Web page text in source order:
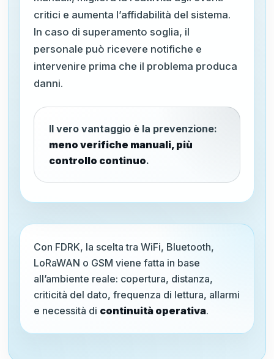
critici e aumenta l’affidabilità del sistema.
In caso di superamento soglia, il
personale può ricevere notifiche e
intervenire prima che il problema produca
danni.
Il vero vantaggio è la prevenzione:
meno verifiche manuali, più
controllo continuo.
Con FDRK, la scelta tra WiFi, Bluetooth,
LoRaWAN o GSM viene fatta in base
all’ambiente reale: copertura, distanza,
criticità del dato, frequenza di lettura, allarmi
e necessità di continuità operativa.